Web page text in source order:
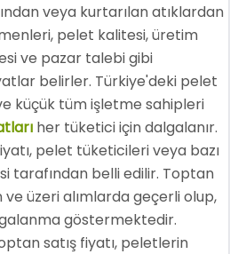
veya kurtarılan atıklardan
pelet kalitesi, üretim
ve pazar talebi gibi
belirler. Türkiye'deki pelet
küçük tüm işletme sahipleri
her tüketici için dalgalanır.
pelet tüketicileri veya bazı
tarafından belli edilir. Toptan
üzeri alımlarda geçerli olup,
göstermektedir.
satış fiyatı, peletlerin